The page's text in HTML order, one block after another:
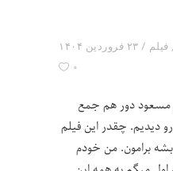
۲۳ فروردین ۱۴۰۴ , فیلم
۰
مسعود دور هم جمع
دیدیم. چقدر این فیلم
برامون. من خودم